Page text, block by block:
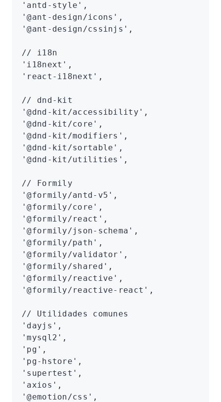
'antd-style' ,
'@ant-design/icons' ,
'@ant-design/cssinjs' ,
// i18n
'i18next' ,
'react-i18next' ,
// dnd-kit
'@dnd-kit/accessibility' ,
'@dnd-kit/core' ,
'@dnd-kit/modifiers' ,
'@dnd-kit/sortable' ,
'@dnd-kit/utilities' ,
// Formily
'@formily/antd-v5' ,
'@formily/core' ,
'@formily/react' ,
'@formily/json-schema' ,
'@formily/path' ,
'@formily/validator' ,
'@formily/shared' ,
'@formily/reactive' ,
'@formily/reactive-react' ,
// Utilidades comunes
'dayjs' ,
'mysql2' ,
'pg' ,
'pg-hstore' ,
'supertest' ,
'axios' ,
'@emotion/css' ,